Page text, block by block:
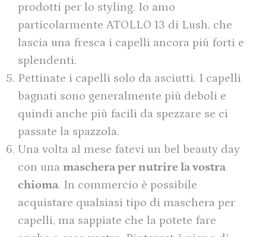
prodotti per lo styling. Io amo
particolarmente ATOLLO 13 di Lush, che
lascia una fresca i capelli ancora più forti e
splendenti.
Pettinate i capelli solo da asciutti. I capelli
bagnati sono generalmente più deboli e
quindi anche più facili da spezzare se ci
passate la spazzola.
Una volta al mese fatevi un bel beauty day
con una maschera per nutrire la vostra
chioma. In commercio è possibile
acquistare qualsiasi tipo di maschera per
capelli, ma sappiate che la potete fare